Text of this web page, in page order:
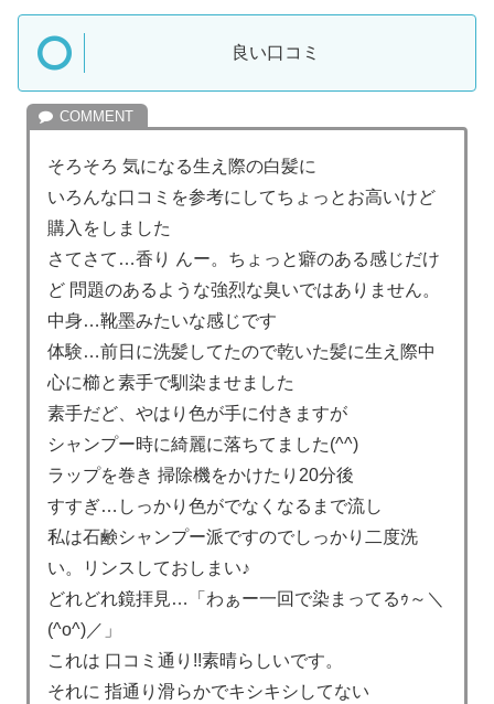
良い口コミ
そろそろ 気になる生え際の白髪に
いろんな口コミを参考にしてちょっとお高いけど
購入をしました
さてさて…香り んー。ちょっと癖のある感じだけ
ど 問題のあるような強烈な臭いではありません。
中身…靴墨みたいな感じです
体験…前日に洗髪してたので乾いた髪に生え際中
心に櫛と素手で馴染ませました
素手だど、やはり色が手に付きますが
シャンプー時に綺麗に落ちてました(^^)
ラップを巻き 掃除機をかけたり20分後
すすぎ…しっかり色がでなくなるまで流し
私は石鹸シャンプー派ですのでしっかり二度洗
い。リンスしておしまい♪
どれどれ鏡拝見…「わぁー一回で染まってるｩ～＼
(^o^)／」
これは 口コミ通り!!素晴らしいです。
それに 指通り滑らかでキシキシしてない